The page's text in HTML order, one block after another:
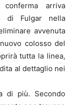
arriva
di Fulgar nella
avvenuta
colosso del
tutta la linea,
al dettaglio nei
di più. Secondo